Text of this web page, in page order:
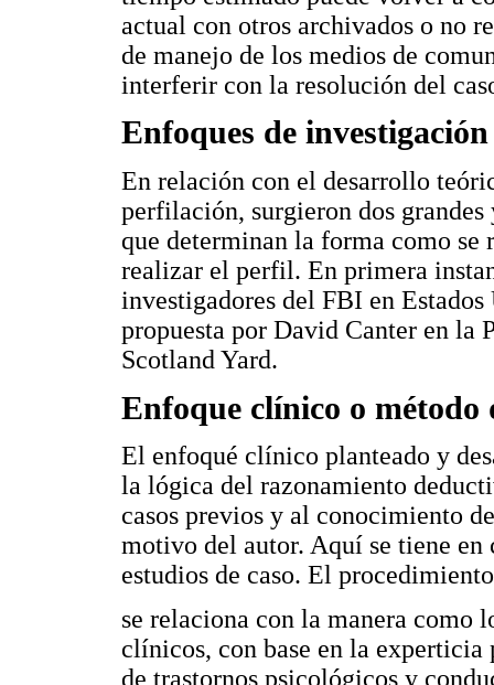
actual con otros archivados o no
de manejo de los medios de
interferir con la resolución del
Enfoques de investigación
En relación con el desarrollo
perfilación, surgieron dos
que determinan la forma como
realizar el perfil. En primera
investigadores del FBI en
propuesta por David Canter en la
Scotland Yard.
Enfoque clínico o método
El enfoqué clínico planteado y
la lógica del razonamiento
casos previos y al conocimiento
motivo del autor. Aquí se tiene en
estudios de caso. El
se relaciona con la manera como
clínicos, con base en la
de trastornos psicológicos y